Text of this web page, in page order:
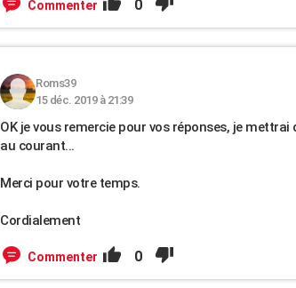
Commenter 0
Roms39
15 déc. 2019 à 21:39
OK je vous remercie pour vos réponses, je
au courant...
Merci pour votre temps.
Cordialement
Commenter 0